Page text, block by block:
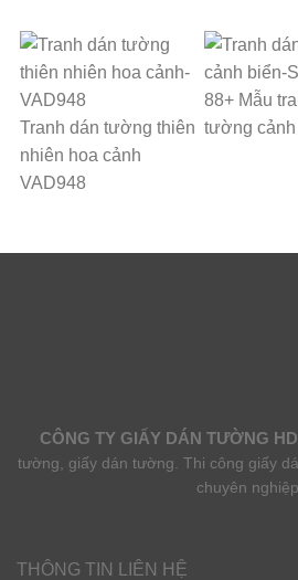
Tranh dán tường thiên
nhiên hoa cảnh
VAD948
88+ Mẫu
tường cảnh
CÔNG TY GIẤY DÁN TƯỜNG HD
tường, giấy dán tường. Thi công giấy
chuyên nghiệp
THÔNG TIN LIÊN HỆ